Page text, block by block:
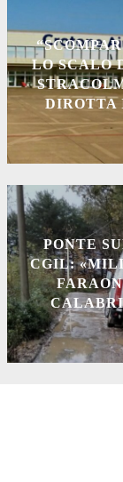
LO SCALO
DIROTTA
PONTE
CGIL: